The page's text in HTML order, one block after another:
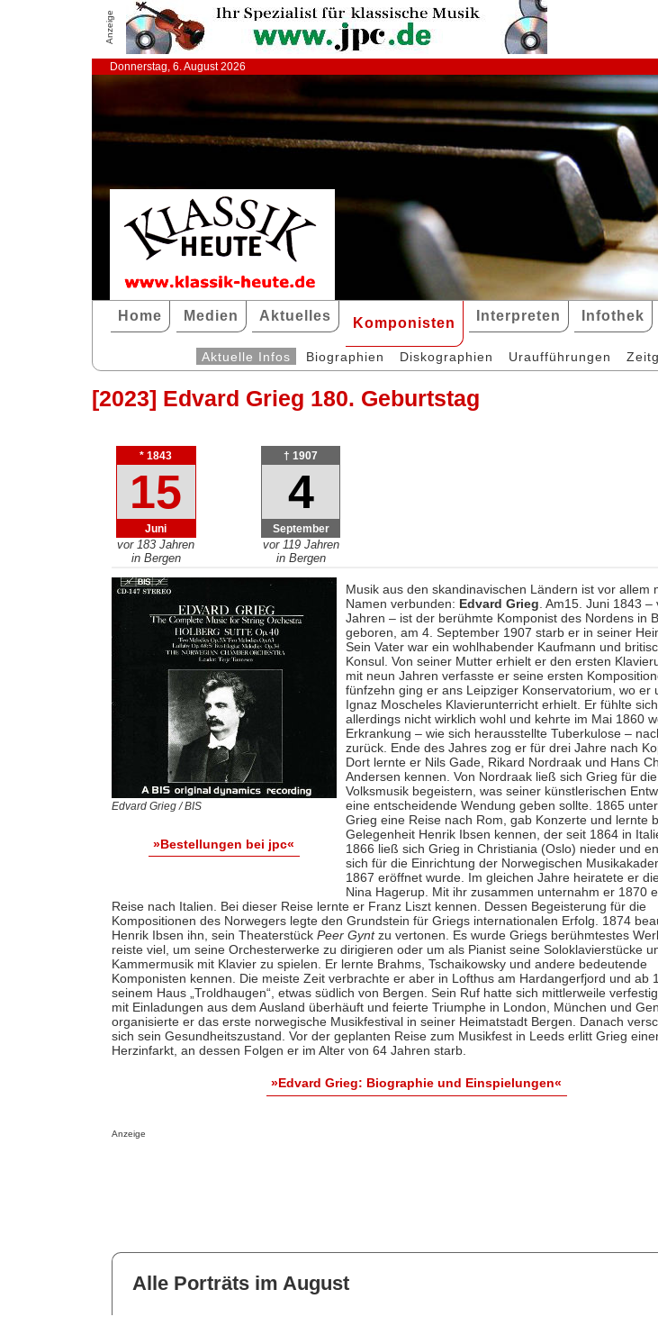
Anzeige
Donnerstag, 6. August 2026
Home Medien Aktuelles Komponisten Interpreten Infothek
Aktuelle Infos Biographien Diskographien Uraufführungen
[2023] Edvard Grieg 180. Geburtstag
* 1843
15
Juni
vor 183 Jahren
in Bergen
† 1907
4
September
vor 119 Jahren
in Bergen
Edvard Grieg / BIS
»Bestellungen bei jpc«
Musik aus den skandinavischen Ländern ist vor allem
Namen verbunden: Edvard Grieg . Am15. Juni 1843
Jahren – ist der berühmte Komponist des Nordens in
geboren, am 4. September 1907 starb er in seiner
Sein Vater war ein wohlhabender Kaufmann und
Konsul. Von seiner Mutter erhielt er den ersten
mit neun Jahren verfasste er seine ersten
fünfzehn ging er ans Leipziger Konservatorium, wo er
Ignaz Moscheles Klavierunterricht erhielt. Er fühlte
allerdings nicht wirklich wohl und kehrte im Mai 1860
Erkrankung – wie sich herausstellte Tuberkulose –
zurück. Ende des Jahres zog er für drei Jahre nach
Dort lernte er Nils Gade, Rikard Nordraak und Hans
Andersen kennen. Von Nordraak ließ sich Grieg für
Volksmusik begeistern, was seiner künstlerischen
eine entscheidende Wendung geben sollte. 1865
Grieg eine Reise nach Rom, gab Konzerte und lernte
Gelegenheit Henrik Ibsen kennen, der seit 1864 in
1866 ließ sich Grieg in Christiania (Oslo) nieder und
sich für die Einrichtung der Norwegischen
1867 eröffnet wurde. Im gleichen Jahre heiratete er
Nina Hagerup. Mit ihr zusammen unternahm er 1870
Reise nach Italien. Bei dieser Reise lernte er Franz Liszt kennen. Dessen Begeisterung für die
Kompositionen des Norwegers legte den Grundstein für Griegs internationalen Erfolg. 1874
Henrik Ibsen ihn, sein Theaterstück Peer Gyntzu vertonen. Es wurde Griegs berühmtestes
reiste viel, um seine Orchesterwerke zu dirigieren oder um als Pianist seine Soloklavierstücke
Kammermusik mit Klavier zu spielen. Er lernte Brahms, Tschaikowsky und andere bedeutende
Komponisten kennen. Die meiste Zeit verbrachte er aber in Lofthus am Hardangerfjord und ab
seinem Haus „Troldhaugen“, etwas südlich von Bergen. Sein Ruf hatte sich mittlerweile
mit Einladungen aus dem Ausland überhäuft und feierte Triumphe in London, München und
organisierte er das erste norwegische Musikfestival in seiner Heimatstadt Bergen. Danach
sich sein Gesundheitszustand. Vor der geplanten Reise zum Musikfest in Leeds erlitt Grieg
Herzinfarkt, an dessen Folgen er im Alter von 64 Jahren starb.
»Edvard Grieg: Biographie und Einspielungen«
Anzeige
Alle Porträts im August